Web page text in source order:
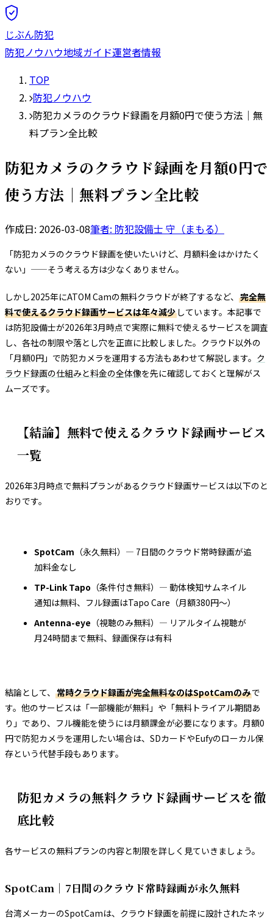
じぶん防犯
防犯ノウハウ地域ガイド運営者情報
TOP
防犯ノウハウ
防犯カメラのクラウド録画を月額0円で使う方法｜無
料プラン全比較
防犯カメラのクラウド録画を月額0円で
使う方法｜無料プラン全比較
作成日: 2026-03-08筆者: 防犯設備士 守（まもる）
「防犯カメラのクラウド録画を使いたいけど、月額料金はかけたく
ない」——そう考える方は少なくありません。
しかし2025年にATOM Camの無料クラウドが終了するなど、 完全無
料で使えるクラウド録画サービスは年々減少 しています。本記事で
は防犯設備士が2026年3月時点で実際に無料で使えるサービスを調査
し、各社の制限や落とし穴を正直に比較しました。クラウド以外の
「月額0円」で防犯カメラを運用する方法もあわせて解説します。 ク
ラウド録画の仕組みと料金の全体像を先に確認しておくと理解がス
ムーズです。
【結論】無料で使えるクラウド録画サービス
一覧
2026年3月時点で無料プランがあるクラウド録画サービスは以下のと
おりです。
SpotCam （永久無料）— 7日間のクラウド常時録画が追
加料金なし
TP-Link Tapo （条件付き無料）— 動体検知サムネイル
通知は無料、フル録画はTapo Care（月額380円〜）
Antenna-eye （視聴のみ無料）— リアルタイム視聴が
月24時間まで無料、録画保存は有料
結論として、 常時クラウド録画が完全無料なのはSpotCamのみで
す。他のサービスは「一部機能が無料」や「無料トライアル期間あ
り」であり、フル機能を使うには月額課金が必要になります。月額0
円で防犯カメラを運用したい場合は、SDカードやEufyのローカル保
存という代替手段もあります。
防犯カメラの無料クラウド録画サービスを徹
底比較
各サービスの無料プランの内容と制限を詳しく見ていきましょう。
SpotCam｜7日間のクラウド常時録画が永久無料
台湾メーカーのSpotCamは、クラウド録画を前提に設計されたネッ